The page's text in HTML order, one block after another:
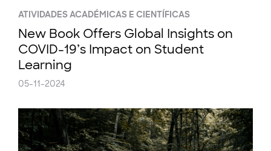
ATIVIDADES ACADÉMICAS E CIENTÍFICAS
New Book Offers Global Insights on
COVID-19’s Impact on Student
Learning
05-11-2024